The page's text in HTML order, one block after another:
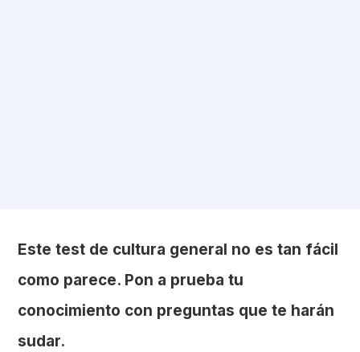
Este test de cultura general no es tan fácil
como parece. Pon a prueba tu
conocimiento con preguntas que te harán
sudar.